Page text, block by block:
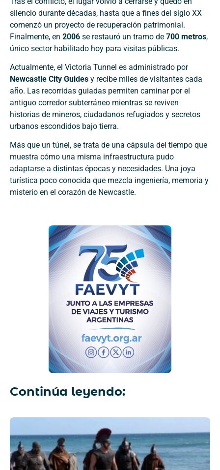
silencio durante décadas, hasta que a fines del siglo XX
comenzó un proyecto de recuperación patrimonial.
Finalmente, en 2006 se restauró un tramo de 700 metros,
único sector habilitado hoy para visitas públicas.
Actualmente, el Victoria Tunnel es administrado por
Newcastle City Guides y recibe miles de visitantes cada
año. Las recorridas guiadas permiten caminar por el
antiguo corredor subterráneo mientras se reviven
historias de mineros, ciudadanos refugiados y secretos
urbanos escondidos bajo tierra.
Más que un túnel, se trata de una cápsula del tiempo que
muestra cómo una misma infraestructura pudo
adaptarse a distintas épocas y necesidades. Una joya
turística poco conocida que mezcla ingeniería, memoria y
misterio en el corazón de Newcastle.
Continúa leyendo: